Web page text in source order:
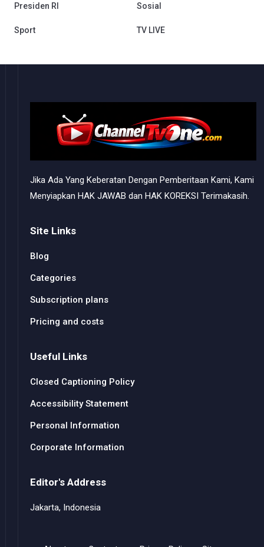
Presiden RI Sosial
Sport TV LIVE
Jika Ada Yang Keberatan Dengan Pemberitaan Kami, Kami
Menyiapkan HAK JAWAB dan HAK KOREKSI Terimakasih.
Site Links
Blog
Categories
Subscription plans
Pricing and costs
Useful Links
Closed Captioning Policy
Accessibility Statement
Personal Information
Corporate Information
Editor's Address
Jakarta, Indonesia